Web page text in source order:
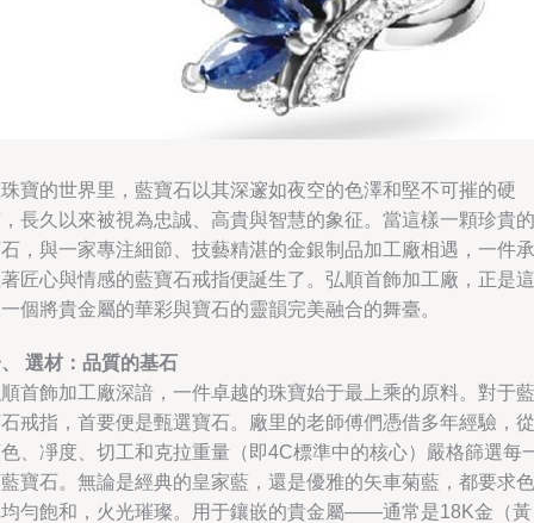
寶的世界里，藍寶石以其深邃如夜空的色澤和堅不可摧的硬
長久以來被視為忠誠、高貴與智慧的象征。當這樣一顆珍貴的
，與一家專注細節、技藝精湛的金銀制品加工廠相遇，一件承
匠心與情感的藍寶石戒指便誕生了。弘順首飾加工廠，正是這
個將貴金屬的華彩與寶石的靈韻完美融合的舞臺。
選材：品質的基石
首飾加工廠深諳，一件卓越的珠寶始于最上乘的原料。對于藍
戒指，首要便是甄選寶石。廠里的老師傅們憑借多年經驗，從
、凈度、切工和克拉重量（即4C標準中的核心）嚴格篩選每
寶石。無論是經典的皇家藍，還是優雅的矢車菊藍，都要求色
勻飽和，火光璀璨。用于鑲嵌的貴金屬——通常是18K金（黃